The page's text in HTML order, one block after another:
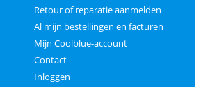
Retour of reparatie aanmelden
Al mijn bestellingen en facturen
Mijn Coolblue-account
Contact
Inloggen